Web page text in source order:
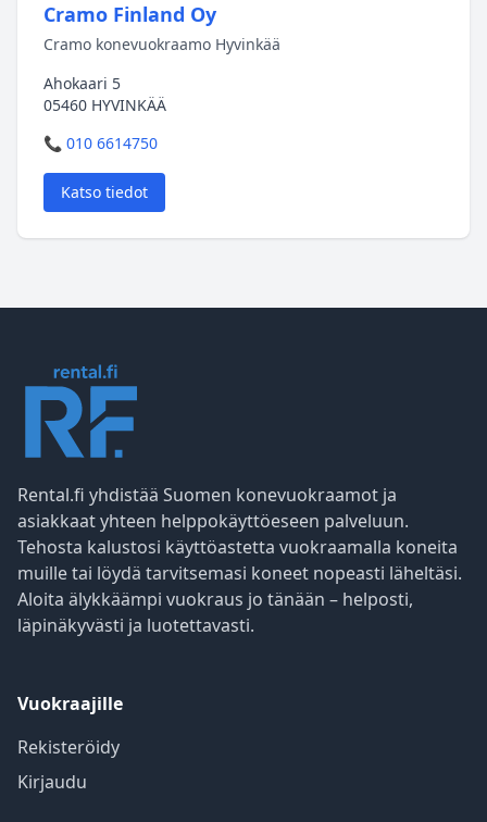
Cramo Finland Oy
Cramo konevuokraamo Hyvinkää
Ahokaari 5
05460 HYVINKÄÄ
📞 010 6614750
Katso tiedot
Rental.fi yhdistää Suomen konevuokraamot ja
asiakkaat yhteen helppokäyttöeseen palveluun.
Tehosta kalustosi käyttöastetta vuokraamalla koneita
muille tai löydä tarvitsemasi koneet nopeasti läheltäsi.
Aloita älykkäämpi vuokraus jo tänään – helposti,
läpinäkyvästi ja luotettavasti.
Vuokraajille
Rekisteröidy
Kirjaudu